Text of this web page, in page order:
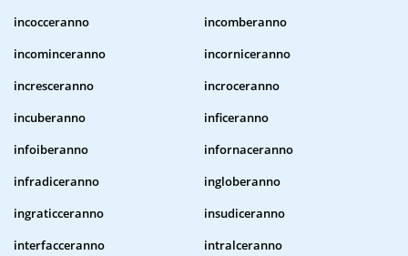
incocceranno
incomberanno
incominceranno
incorniceranno
incresceranno
incroceranno
incuberanno
inficeranno
infoiberanno
infornaceranno
infradiceranno
ingloberanno
ingraticceranno
insudiceranno
interfacceranno
intralceranno